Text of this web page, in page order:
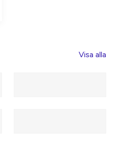
Visa alla